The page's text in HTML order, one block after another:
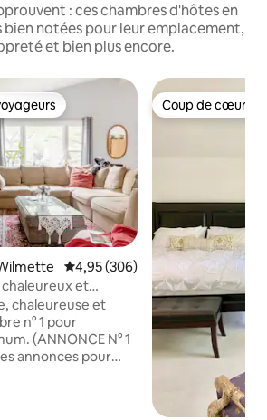
: ces chambres d'hôtes en
notées pour leur emplacement,
et bien plus encore.
les plus appréciés
Évaluation moyenne sur la
4,95 (306)
chaleureux et
chaleureuse et
n° 1 pour
(ANNONCE N° 1
annonces pour
Coup de cœur
Coup de cœur